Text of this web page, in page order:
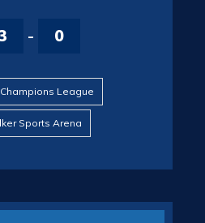
- 0
Champions League
Sports Arena